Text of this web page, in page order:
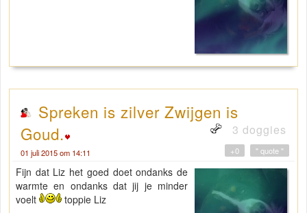
Spreken is zilver Zwijgen is
Goud.
3 doggies
01 juli 2015 om 14:11 " quote "
+0
Fijn dat Liz het goed doet ondanks de
warmte en ondanks dat jij je minder
voelt
toppie Liz